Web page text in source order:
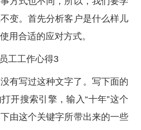
变。首先分析客户是什么样儿
用合适的应对方式。
工工作心得3
有写过这种文字了。写下面的
开搜索引擎，输入“十年”这个
由这个关键字所带出来的一些